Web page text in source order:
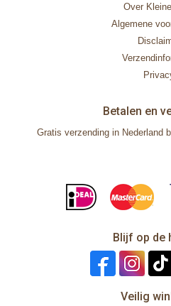
Over
Algemene
Betalen en
Gratis verzending in Nederland
Blijf op de
Veilig